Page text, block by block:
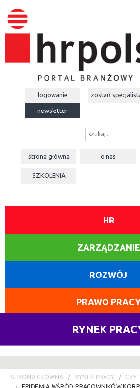
logowanie zostań
newsletter
strona główna o nas
SZKOLENIA
HR
ZARZĄDZANIE
ROZWÓJ
PRAWO PRACY
RYNEK
STRONA GŁÓWNA RYNEK PRACY
EPIDEMIA WŚRÓD PRACOWNIKÓW